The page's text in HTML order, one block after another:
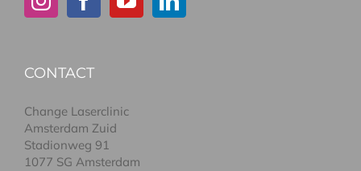
CONTACT
Change Laserclinic
Amsterdam Zuid
Stadionweg 91
1077 SG Amsterdam